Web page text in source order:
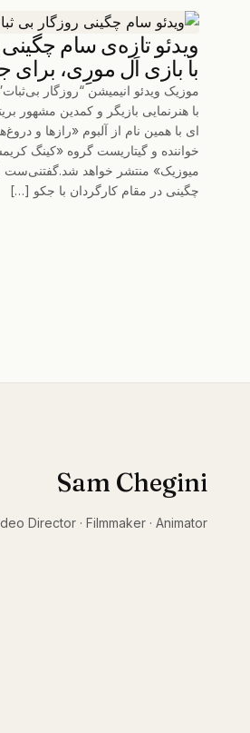
ویدئو تازه‌ی سام
با بازی اَل مورِی،
موزیک ویدئو انیمیشن “روزگار
با هنرنمایی بازیگر و کمدین مشهور
ای با همین نام از آلبوم «رازها و
خواننده و گیتاریست گروه «کینگ
میوزیک» منتشر خواهد
چگینی در مقام کارگردان با جکو […]
Sam Chegini
Director · Filmmaker · Animator